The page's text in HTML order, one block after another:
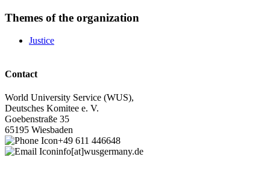
Themes of the organization
Justice
Contact
World University Service (WUS),
Deutsches Komitee e. V.
Goebenstraße 35
65195 Wiesbaden
+49 611 446648
info[at]wusgermany.de